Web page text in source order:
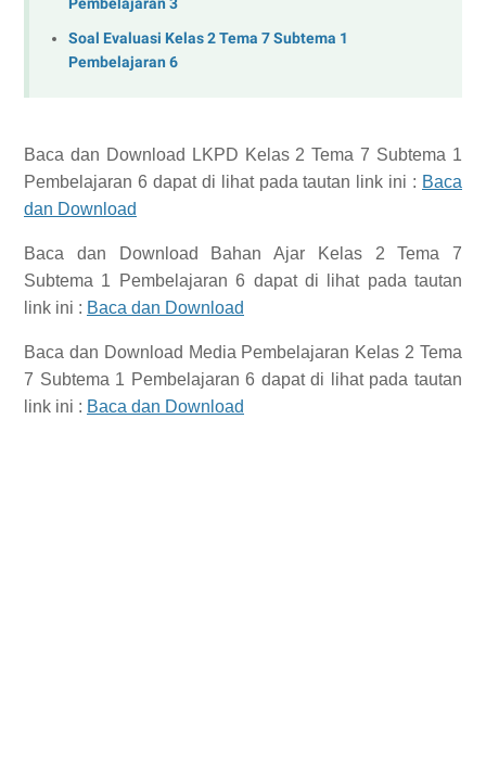
Pembelajaran 3
Soal Evaluasi Kelas 2 Tema 7 Subtema 1
Pembelajaran 6
Baca dan Download
LKPD Kelas 2 Tema 7 Subtema 1
Pembelajaran 6 dapat di lihat pada tautan link ini : Baca
dan Download
Baca dan Download
Bahan Ajar Kelas 2 Tema 7
Subtema 1 Pembelajaran 6 dapat di lihat pada tautan
link ini : Baca dan Download
Baca dan Download Media Pembelajaran Kelas 2 Tema
7 Subtema 1 Pembelajaran 6 dapat di lihat pada tautan
link ini : Baca dan Download